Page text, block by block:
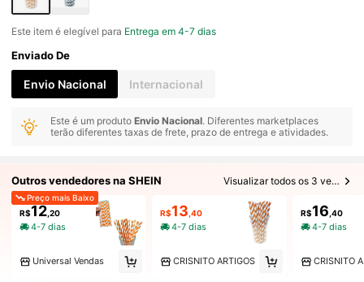
Este item é elegível para Entrega em 4-7 dias
Enviado De
Envio Nacional Internacional
Este é um produtoEnvio Nacional. Diferentes marketplaces
terão diferentes taxas de frete, prazo de entrega e atividades.
Outros vendedores na SHEIN Visualizar todos os 3 vendedores
Preço mais Baixo
R$12,20
4-7 dias
Universal Vendas
R$13 ,40
4-7 dias
CRISNITO ARTIGOS
R$16 ,40
4-7 dias
CRISNITO